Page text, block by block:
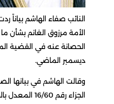
النائب صفاء الهاشم
الأمة مرزوق الغانم بشأن
الحصانة عنه في القضية
ديسمبر الماضي.
وقالت الهاشم في بيانها